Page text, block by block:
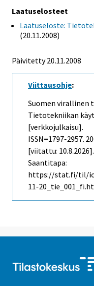
Laatuselosteet
Laatuseloste:
(20.11.2008)
Päivitetty 20.11.2008
Viittausohje:
Suomen virallinen
Tietotekniikan
[verkkojulkaisu].
ISSN=1797-2957.
[viitattu: 10.8.2026].
Saantitapa:
https://stat.fi/til/
11-